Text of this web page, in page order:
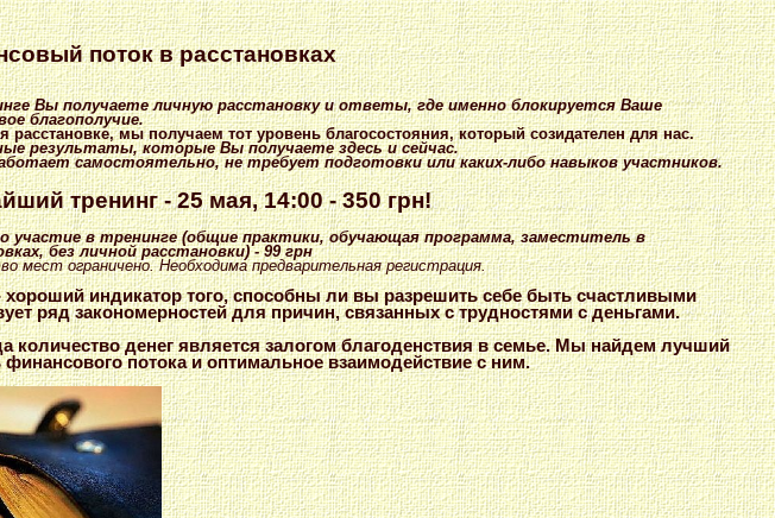
поток в расстановках
Вы получаете личную расстановку и ответы, где именно блокируется Ваше
благополучие.
расстановке, мы получаем тот уровень благосостояния, который созидателен для нас.
результаты, которые Вы получаете здесь и сейчас.
самостоятельно, не требует подготовки или каких-либо навыков участников.
тренинг- 25 мая, 14:00 - 350 грн!
участие в тренинге (общие практики, обучающая программа, заместитель в
без личной расстановки) - 99 грн
мест ограничено. Необходима предварительная регистрация.
хороший индикатор того, способны ли вы разрешить себе быть счастливыми
ряд закономерностей для причин, связанных с трудностями с деньгами.
количество денег является залогом благоденствия в семье. Мы найдем лучший
финансового потока и оптимальное взаимодействие с ним.